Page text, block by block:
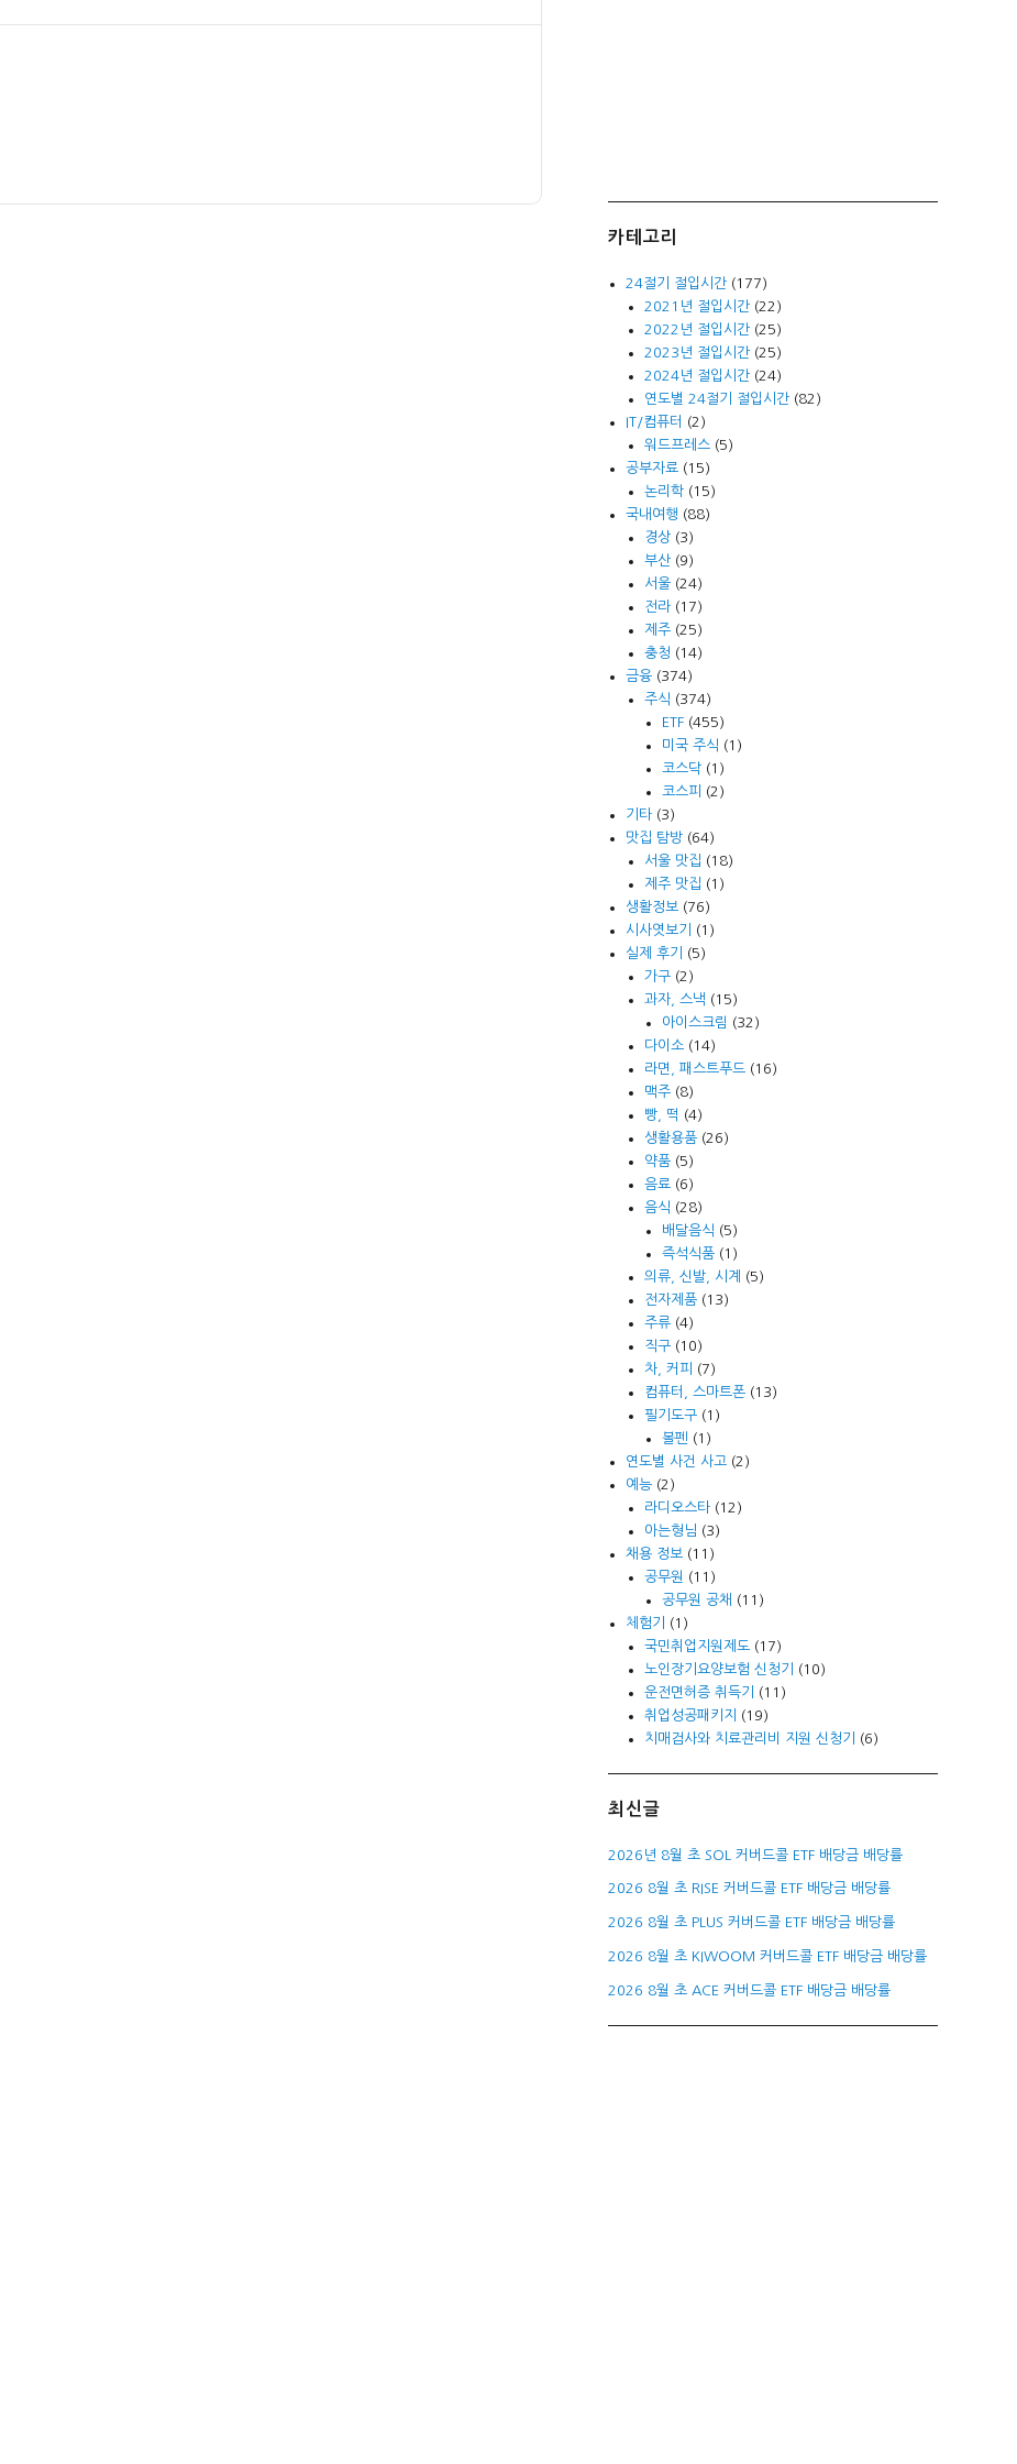
카테고리
24절기 절입시간 (177)
2021년 절입시간(22)
2022년 절입시간(25)
2023년 절입시간(25)
2024년 절입시간(24)
연도별 24절기 절입시간(82)
IT/컴퓨터
(2)
워드프레스(5)
공부자료 (15)
논리학(15)
국내여행 (88)
경상(3)
부산(9)
서울(24)
전라(17)
제주(25)
충청 (14)
금융 (374)
주식 (374)
ETF(455)
미국 주식 (1)
코스닥(1)
코스피
(2)
기타 (3)
맛집 탐방 (64)
서울 맛집 (18)
제주 맛집 (1)
생활정보 (76)
시사엿보기
(1)
실제 후기
(5)
가구(2)
과자, 스낵 (15)
아이스크림 (32)
다이소(14)
라면, 패스트푸드(16)
맥주(8)
빵, 떡 (4)
생활용품(26)
약품(5)
음료(6)
음식 (28)
배달음식 (5)
즉석식품(1)
의류, 신발, 시계
(5)
전자제품(13)
주류(4)
직구(10)
차, 커피
(7)
컴퓨터, 스마트폰(13)
필기도구(1)
볼펜 (1)
연도별 사건 사고 (2)
예능 (2)
라디오스타(12)
아는형님 (3)
채용 정보 (11)
공무원
(11)
공무원 공채 (11)
체험기
(1)
국민취업지원제도(17)
노인장기요양보험 신청기
(10)
운전면허증 취득기
(11)
취업성공패키지
(19)
치매검사와 치료관리비 지원 신청기
(6)
최신글
2026년 8월 초 SOL 커버드콜 ETF 배당금 배당률
2026 8월 초 RISE 커버드콜 ETF 배당금 배당률
2026 8월 초 PLUS 커버드콜 ETF 배당금 배당률
2026 8월 초 KIWOOM 커버드콜 ETF 배당금 배당률
2026 8월 초 ACE 커버드콜 ETF 배당금 배당률